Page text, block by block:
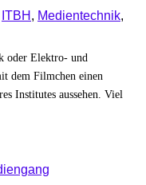
ITBH , Medientechnik,
oder Elektro- und
dem Filmchen einen
Institutes aussehen. Viel